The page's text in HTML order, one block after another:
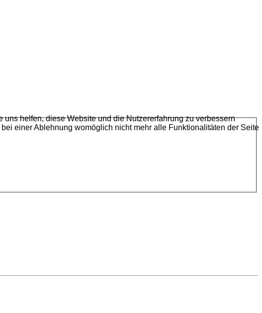
helfen, diese Website und die Nutzererfahrung zu verbessern
einer Ablehnung womöglich nicht mehr alle Funktionalitäten der Seite